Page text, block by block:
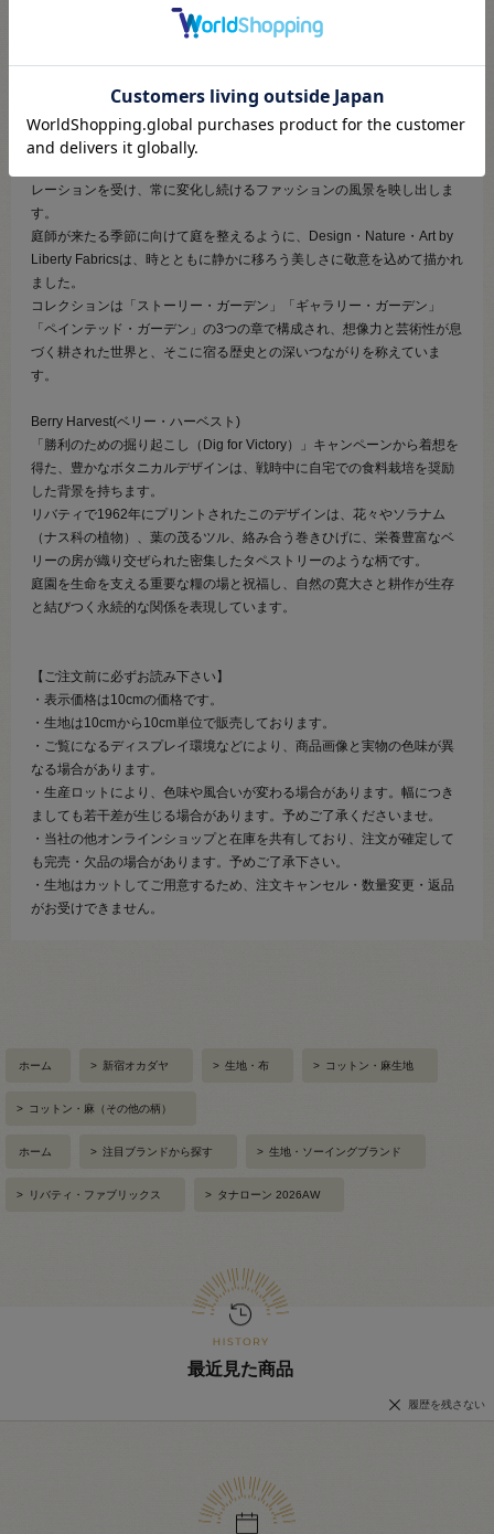
ブラウスやワンピース、スカートなどの衣類の他、小物やインテリアな
DESIGN. NATURE. ART.
2026年秋冬コレクションは、リバティの本質──デザイン・自然・芸術
──が織りなす世界を体現しています。
レーションを受け、常に変化し続けるファッションの風景を映し出しま
す。
庭師が来たる季節に向けて庭を整えるように、Design・Nature・Art by
Liberty Fabricsは、時とともに静かに移ろう美しさに敬意を込めて描かれ
ました。
コレクションは「ストーリー・ガーデン」「ギャラリー・ガーデン」
「ペインテッド・ガーデン」の3つの章で構成され、想像力と芸術性が息
づく耕された世界と、そこに宿る歴史との深いつながりを称えていま
す。
Berry Harvest(ベリー・ハーベスト)
「勝利のための掘り起こし（Dig for Victory）」キャンペーンから着想を
得た、豊かなボタニカルデザインは、戦時中に自宅での食料栽培を奨励
した背景を持ちます。
リバティで1962年にプリントされたこのデザインは、花々やソラナム
（ナス科の植物）、葉の茂るツル、絡み合う巻きひげに、栄養豊富なベ
リーの房が織り交ぜられた密集したタペストリーのような柄です。
庭園を生命を支える重要な糧の場と祝福し、自然の寛大さと耕作が生存
と結びつく永続的な関係を表現しています。
【ご注文前に必ずお読み下さい】
・表示価格は10cmの価格です。
・生地は10cmから10cm単位で販売しております。
・ご覧になるディスプレイ環境などにより、商品画像と実物の色味が異
なる場合があります。
・生産ロットにより、色味や風合いが変わる場合があります。幅につき
ましても若干差が生じる場合があります。予めご了承くださいませ。
・当社の他オンラインショップと在庫を共有しており、注文が確定して
も完売・欠品の場合があります。予めご了承下さい。
・生地はカットしてご用意するため、注文キャンセル・数量変更・返品
がお受けできません。
ホーム > 新宿オカダヤ > 生地・布 > コットン・麻生地
> コットン・麻（その他の柄）
ホーム > 注目ブランドから探す > 生地・ソーイングブランド
> リバティ・ファブリックス > タナローン 2026AW
最近見た商品
履歴を残さない